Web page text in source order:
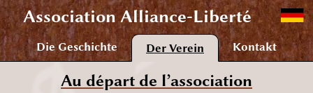
AssociationAlliance-Liberté
Die Geschichte Der Verein Kontakt
Au départ de l’association